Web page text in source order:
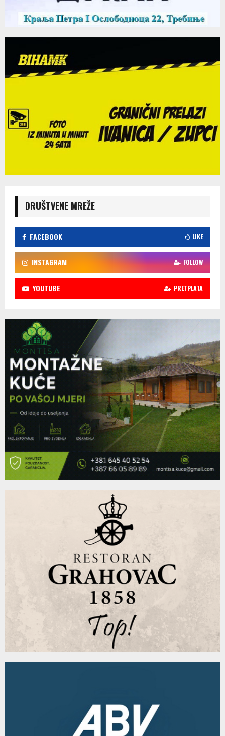
DRUŠTVENE MREŽE
FACEBOOK LIKE
INSTAGRAM FOLLOW
YOUTUBE PRETPLATA